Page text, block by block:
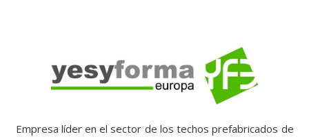
Empresa líder en el sector de los techos prefabricados de